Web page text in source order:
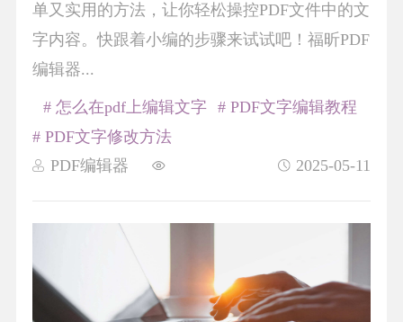
单又实用的方法，让你轻松操控PDF文件中的文
字内容。快跟着小编的步骤来试试吧！福昕PDF
编辑器...
PDF编辑器 2025-05-11
# 怎么在pdf上编辑文字
# PDF文字编辑教程
# PDF文字修改方法